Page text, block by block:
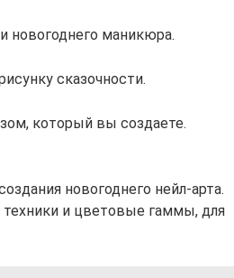
новогоднего маникюра.
сказочности.
который вы создаете.
новогоднего нейл-арта.
и цветовые гаммы, для